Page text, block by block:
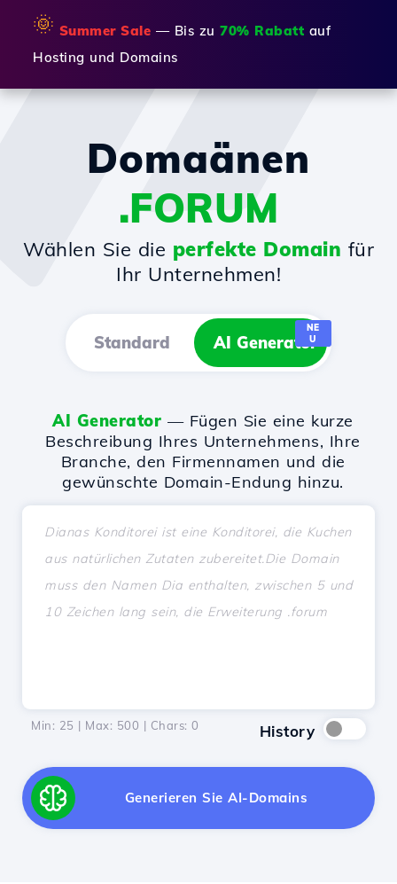
🌞 Summer Sale — Bis zu 70% Rabatt auf
Hosting und Domains
Domaänen
.FORUM
Wählen Sie die perfekte Domain für
Ihr Unternehmen!
Standard AI Generator
NE
U
AI Generator — Fügen Sie eine kurze
Beschreibung Ihres Unternehmens, Ihre
Branche, den Firmennamen und die
gewünschte Domain-Endung hinzu.
Min: 25 | Max: 500 | Chars: 0 History
Generieren Sie AI-Domains